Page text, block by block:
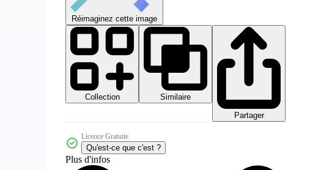
Réimaginez cette image
Collection
Similaire
Partager
Licence Gratuite
Qu'est-ce que c'est ?
Plus d'infos